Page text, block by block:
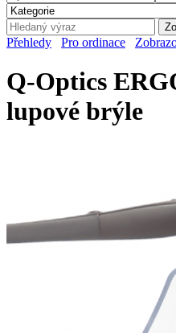
Přehledy Pro ordinace
Q-Optics
lupové brýle